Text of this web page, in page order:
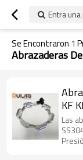
Entra
Se Encontraron 1
Abrazaderas
KF
Las